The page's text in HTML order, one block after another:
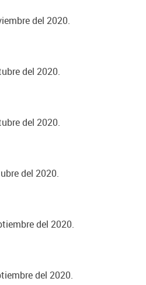
del 2020.
del 2020.
del 2020.
del 2020.
del 2020.
del 2020.